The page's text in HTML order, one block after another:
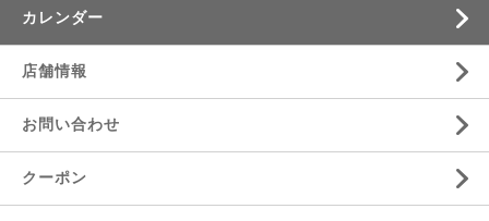
カレンダー
店舗情報
お問い合わせ
クーポン